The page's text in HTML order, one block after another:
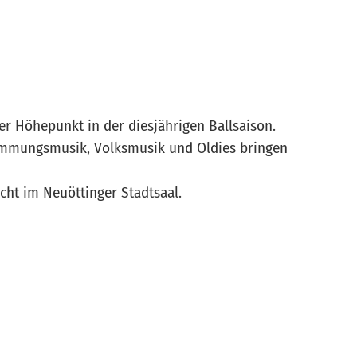
Höhepunkt in der diesjährigen Ballsaison.
Volksmusik und Oldies bringen
im Neuöttinger Stadtsaal.